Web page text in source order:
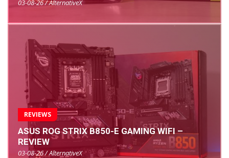
03-08-26 / AlternativeX
REVIEWS
ASUS ROG STRIX B850-E GAMING WIFI –
REVIEW
03-08-26 / AlternativeX